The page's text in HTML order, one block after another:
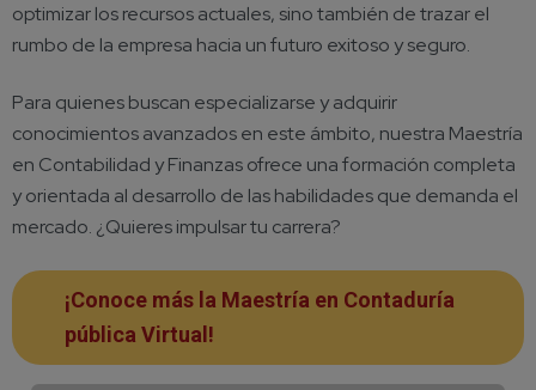
optimizar los recursos actuales, sino también de trazar el
rumbo de la empresa hacia un futuro exitoso y seguro.
Para quienes buscan especializarse y adquirir
conocimientos avanzados en este ámbito, nuestra Maestría
en Contabilidad y Finanzas ofrece una formación completa
y orientada al desarrollo de las habilidades que demanda el
mercado. ¿Quieres impulsar tu carrera?
¡Conoce más la Maestría en Contaduría
pública Virtual!